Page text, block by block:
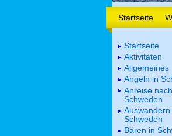
Startseite
Startseite
Aktivitäten
Allgemeines
Angeln in
Anreise nach
Schweden
Auswandern
Schweden
Bären in